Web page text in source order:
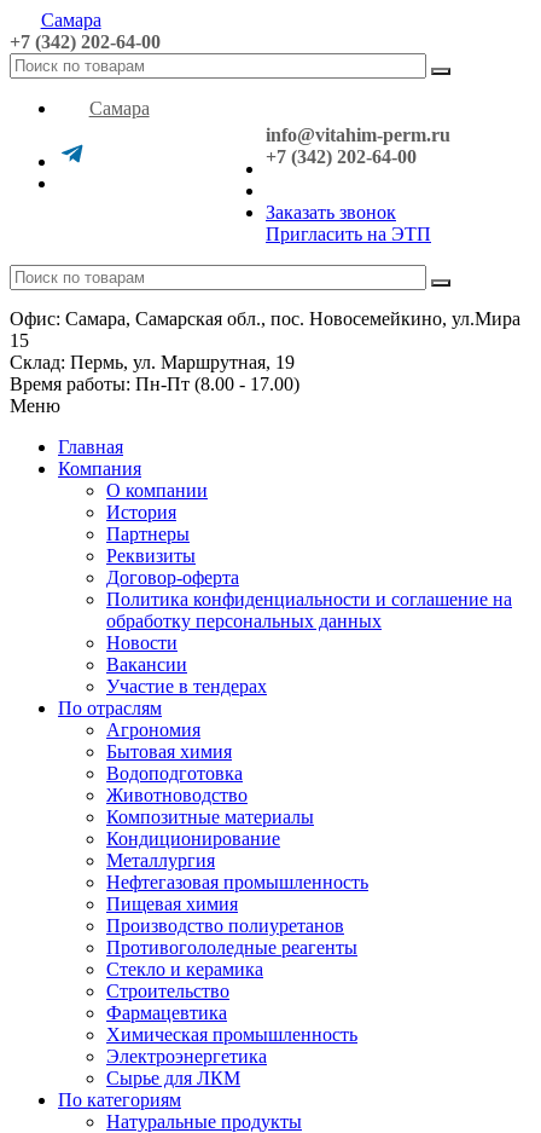
Самара
+7 (342) 202-64-00
Самара
info@vitahim-perm.ru
+7 (342) 202-64-00
Заказать звонок
Пригласить на ЭТП
Офис: Самара, Самарская обл., пос. Новосемейкино, ул.Мира
15
Склад: Пермь, ул. Маршрутная, 19
Время работы: Пн-Пт (8.00 - 17.00)
Меню
Главная
Компания
О компании
История
Партнеры
Реквизиты
Договор-оферта
Политика конфиденциальности и соглашение на
обработку персональных данных
Новости
Вакансии
Участие в тендерах
По отраслям
Агрономия
Бытовая химия
Водоподготовка
Животноводство
Композитные материалы
Кондиционирование
Металлургия
Нефтегазовая промышленность
Пищевая химия
Производство полиуретанов
Противогололедные реагенты
Стекло и керамика
Строительство
Фармацевтика
Химическая промышленность
Электроэнергетика
Сырье для ЛКМ
По категориям
Натуральные продукты